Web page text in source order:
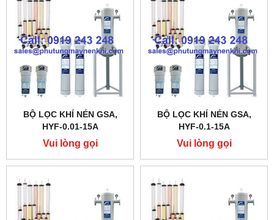
BỘ LỌC KHÍ NÉN GSA,
HYF-0.01-15A
Vui lòng gọi
BỘ LỌC KHÍ NÉN GSA,
HYF-0.1-15A
Vui lòng gọi